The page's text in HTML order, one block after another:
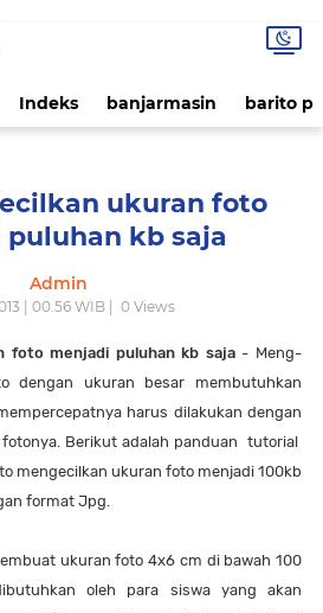
Indeks banjarmasin barito
ukuran foto
kb saja
Admin
| 00.56 WIB | 0Views
foto menjadi puluhan kb saja- Meng-
dengan ukuran besar membutuhkan
harus dilakukan dengan
Berikut adalah panduan tutorial
mengecilkan ukuran foto menjadi 100kb
format Jpg.
ukuran foto 4x6 cm di bawah 100
oleh para siswa yang akan